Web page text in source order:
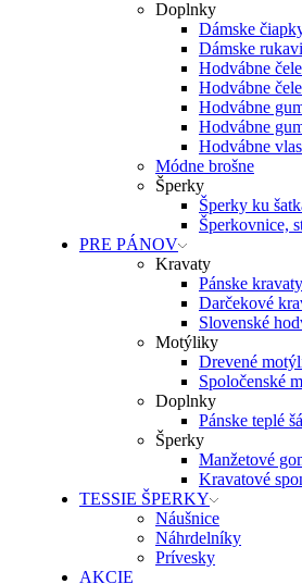
Doplnky
Dámske
Dámske
Hodvábne
Hodvábne
Hodvábne
Hodvábne
Hodvábne
Módne brošne
Šperky
Šperky ku
Šperkovnice,
PRE PÁNOV
Kravaty
Pánske kravaty
Darčekové
Slovenské
Motýliky
Drevené
Spoločenské
Doplnky
Pánske teplé
Šperky
Manžetové
Kravatové
TESSIE ŠPERKY
Náušnice
Náhrdelníky
Prívesky
AKCIE